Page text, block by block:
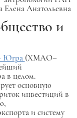
Елена Анатольевна
и
Югра (ХМАО–
в целом.
основную
инвестиций в
и систему